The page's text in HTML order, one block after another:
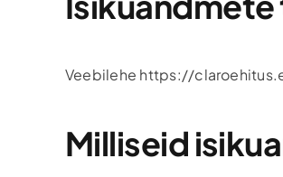
Veebilehe https://
Milliseid